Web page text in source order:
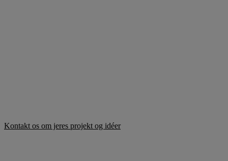
Kontakt os om jeres projekt og idéer